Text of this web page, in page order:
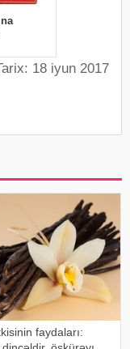
18 iyun 2017
faydaları: